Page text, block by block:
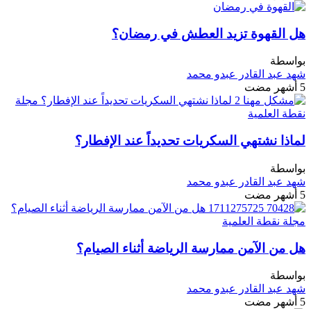
هل القهوة تزيد العطش في رمضان؟
بواسطة
شهد عبد القادر عبدو محمد
5 أشهر مضت
لماذا نشتهي السكريات تحديداً عند الإفطار؟
بواسطة
شهد عبد القادر عبدو محمد
5 أشهر مضت
هل من الآمن ممارسة الرياضة أثناء الصيام؟
بواسطة
شهد عبد القادر عبدو محمد
5 أشهر مضت